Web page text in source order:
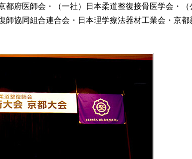
府医師会・（一社）日本柔道整復接骨医学会・（
協同組合連合会・日本理学療法器材工業会・京都